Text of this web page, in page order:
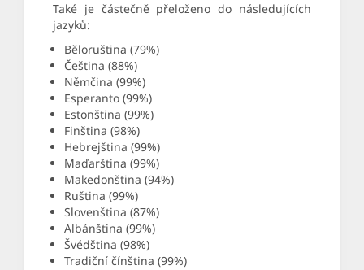
Také je částečně přeloženo do následujících
jazyků:
Běloruština (79%)
Čeština (88%)
Němčina (99%)
Esperanto (99%)
Estonština (99%)
Finština (98%)
Hebrejština (99%)
Maďarština (99%)
Makedonština (94%)
Ruština (99%)
Slovenština (87%)
Albánština (99%)
Švédština (98%)
Tradiční čínština (99%)